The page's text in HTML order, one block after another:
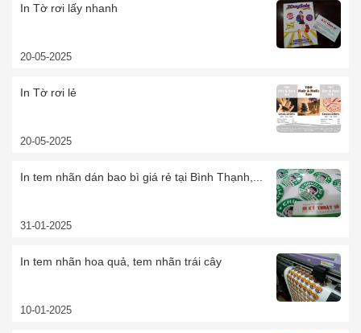
In Tờ rơi lấy nhanh
20-05-2025
In Tờ rơi lẻ
20-05-2025
In tem nhãn dán bao bì giá rẻ tại Bình Thạnh,...
31-01-2025
In tem nhãn hoa quả, tem nhãn trái cây
10-01-2025